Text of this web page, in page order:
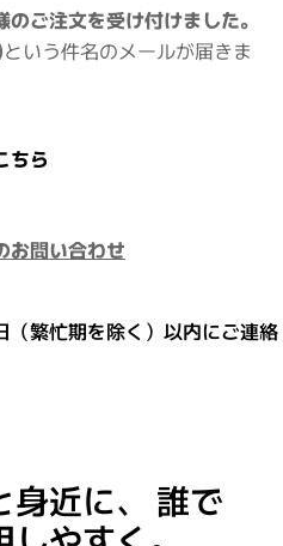
のご注文を受け付けました。
という件名のメールが届きま
ちら
お問い合わせ
（繁忙期を除く）以内にご連絡
身近に、 誰で